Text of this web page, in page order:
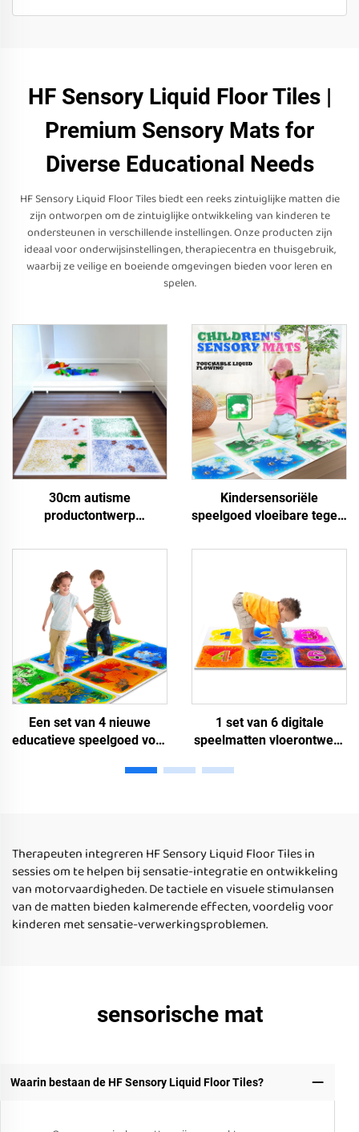
HF Sensory Liquid Floor Tiles |
Premium Sensory Mats for
Diverse Educational Needs
HF Sensory Liquid Floor Tiles biedt een reeks zintuiglijke matten die
zijn ontworpen om de zintuiglijke ontwikkeling van kinderen te
ondersteunen in verschillende instellingen. Onze producten zijn
ideaal voor onderwijsinstellingen, therapiecentra en thuisgebruik,
waarbij ze veilige en boeiende omgevingen bieden voor leren en
spelen.
30cm autisme
productontwerp
onderwijs vloer tegels
vloermat sensoriek gel
vloer lava mat voor
autisten
Kindersensoriële
speelgoed vloeibare tegels
van kinderen te
sensorische matten
Een set van 4 nieuwe
educatieve speelgoed voor
vloeibare dier afgedrukt
1 set van 6 digitale
speelmatten vloerontwerp
educatief speelgoed voor
Therapeuten integreren HF Sensory Liquid Floor Tiles in
sessies om te helpen bij sensatie-integratie en ontwikkeling
van motorvaardigheden. De tactiele en visuele stimulansen
van de matten bieden kalmerende effecten, voordelig voor
kinderen met sensatie-verwerkingsproblemen.
sensorische mat
Waarin bestaan de HF Sensory Liquid Floor Tiles?